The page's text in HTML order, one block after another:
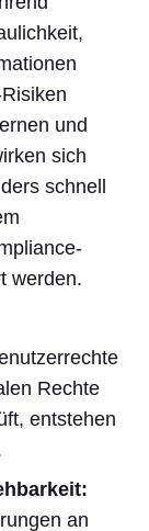
und
sich
schnell
werden.
Rechte
entstehen
an